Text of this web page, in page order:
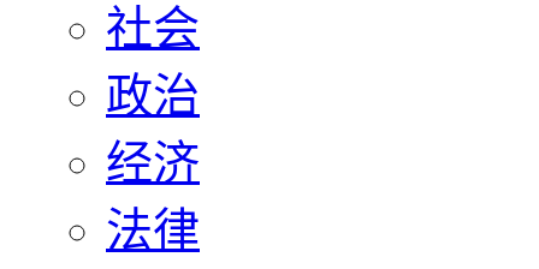
社会
政治
经济
法律